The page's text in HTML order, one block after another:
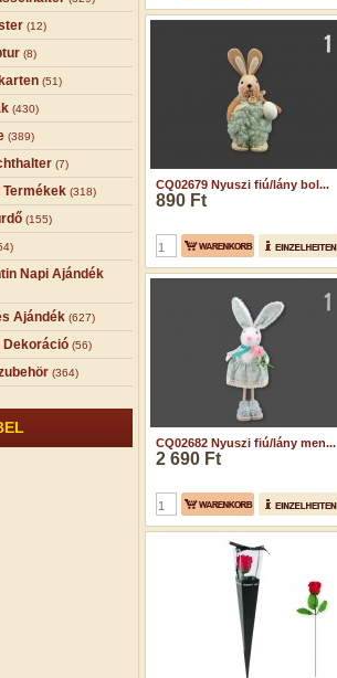
(12)
(8)
(51)
(430)
(389)
(7)
Termékek (318)
(155)
Napi Ajándék
Ajándék (627)
Dekoráció (56)
(364)
CQ02679 Nyuszi fiú/lány bol...
890 Ft
CQ02682 Nyuszi fiú/lány men...
2 690 Ft